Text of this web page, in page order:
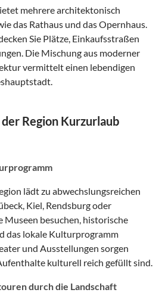
mehrere architektonisch
das Rathaus und das Opernhaus.
Sie Plätze, Einkaufsstraßen
Die Mischung aus moderner
vermittelt einen lebendigen
Region Kurzurlaub
lädt zu abwechslungsreichen
Kiel, Rendsburg oder
Museen besuchen, historische
das lokale Kulturprogramm
und Ausstellungen sorgen
kulturell reich gefüllt sind.
durch die Landschaft